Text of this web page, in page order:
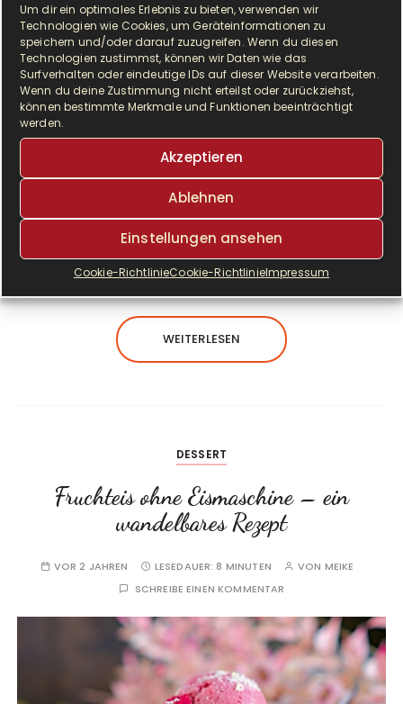
Um dir ein optimales Erlebnis zu bieten, verwenden wir
Technologien wie Cookies, um Geräteinformationen zu
speichern und/oder darauf zuzugreifen. Wenn du diesen
Technologien zustimmst, können wir Daten wie das
Surfverhalten oder eindeutige IDs auf dieser Website verarbeiten.
Wenn du deine Zustimmung nicht erteilst oder zurückziehst,
können bestimmte Merkmale und Funktionen beeinträchtigt
werden.
Akzeptieren
Ablehnen
Einstellungen ansehen
Cookie-RichtlinieCookie-RichtlinieImpressum
S
uper fluffiger Rührteig mit saftigen, fruchtigen
Zwetschgen und knackigen Mandelblättchen.
Ein versunkener Zwetschgenkuchen ist
mindestens genauso lecker wie der Klassiker….
WEITERLESEN
DESSERT
Fruchteis ohne Eismaschine – ein
wandelbares Rezept
VOR 2 JAHREN LESEDAUER:8 MINUTEN VON MEIKE
SCHREIBE EINEN KOMMENTAR